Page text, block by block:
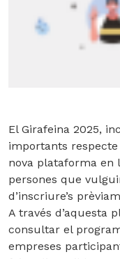
El Girafeina 2025,
importants
nova plataforma en
persones que
d’inscriure’s
A través d’aquesta
consultar el
empreses